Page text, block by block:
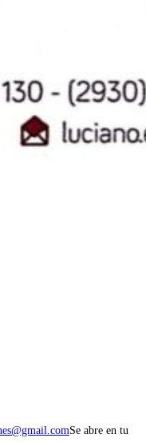
Se abre en tu